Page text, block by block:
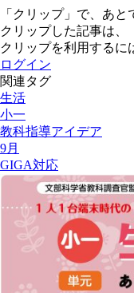
「クリップ」で、あと
クリップした記事は、
クリップを利用するに
ログイン
関連タグ
生活
小一
教科指導アイデア
9月
GIGA対応